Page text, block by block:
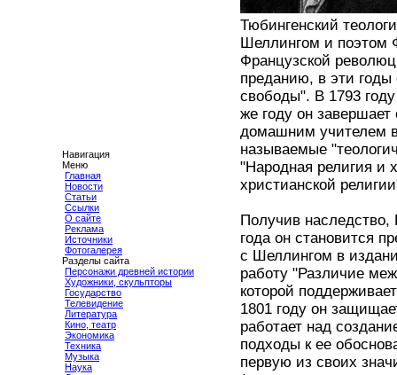
Навигация
Меню
Главная
Новости
Статьи
Ссылки
О сайте
Реклама
Источники
Фотогалерея
Разделы сайта
Персонажи древней истории
Художники, скульпторы
Государство
Телевидение
Литература
Кино, театр
Экономика
Техника
Музыка
Наука
Тюбингенский
Шеллингом и поэтом
Французской
преданию, в эти
свободы". В 1793
же году он завершает
домашним учителем
называемые
"Народная религия и
христианской
Получив наследство,
года он становится
с Шеллингом в
работу "Различие
которой
1801 году он
работает над
подходы к ее
первую из своих